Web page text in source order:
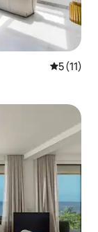
5 de uma
5 (11)